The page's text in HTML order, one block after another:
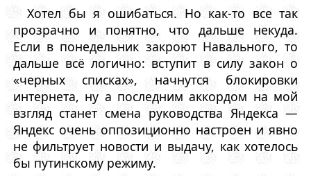
Хотел бы я ошибаться. Но как-то все так
прозрачно и понятно, что дальше некуда.
Если в понедельник закроют Навального, то
дальше всё логично: вступит в силу закон о
«черных списках», начнутся блокировки
интернета, ну а последним аккордом на мой
взгляд станет смена руководства Яндекса —
Яндекс очень оппозиционно настроен и явно
не фильтрует новости и выдачу, как хотелось
бы путинскому режиму.